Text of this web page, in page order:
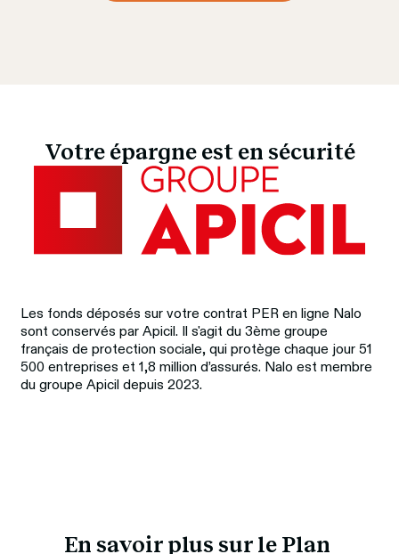
Votre épargne est en sécurité
Les fonds déposés sur votre contrat PER en ligne Nalo
sont conservés par Apicil. Il s'agit du 3ème groupe
français de protection sociale, qui protège chaque jour 51
500 entreprises et 1,8 million d’assurés. Nalo est membre
du groupe Apicil depuis 2023.
En savoir plus sur le Plan